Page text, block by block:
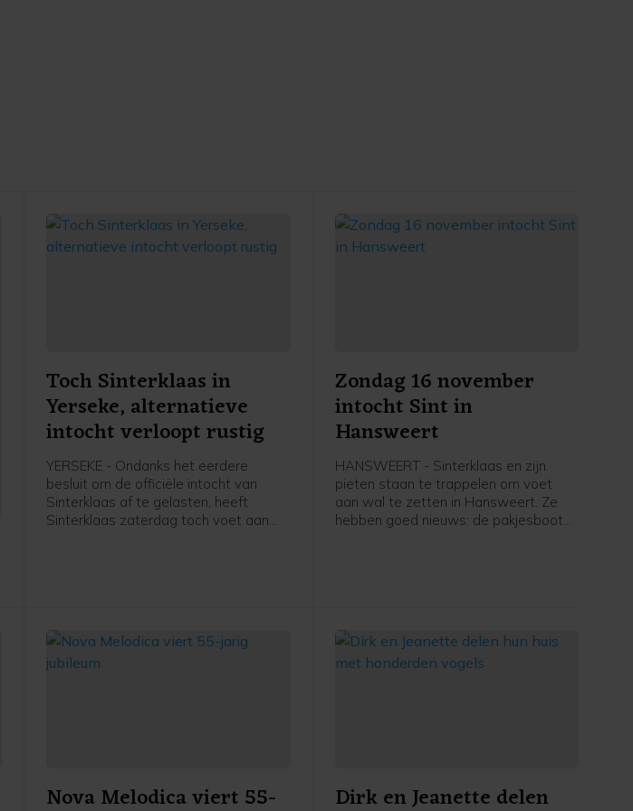
Toch Sinterklaas in
Yerseke, alternatieve
intocht verloopt rustig
YERSEKE - Ondanks het eerdere
besluit om de officiële intocht van
Sinterklaas af te gelasten, heeft
Sinterklaas zaterdag toch voet aan
Zondag 16 november
intocht Sint in
Hansweert
HANSWEERT - Sinterklaas en zijn
pieten staan te trappelen om voet
aan wal te zetten in Hansweert. Ze
hebben goed nieuws: de pakjesboot
verwelkomen met de bekende
sinterklaas-meezingers.
Nova Melodica viert 55- Dirk en Jeanette delen